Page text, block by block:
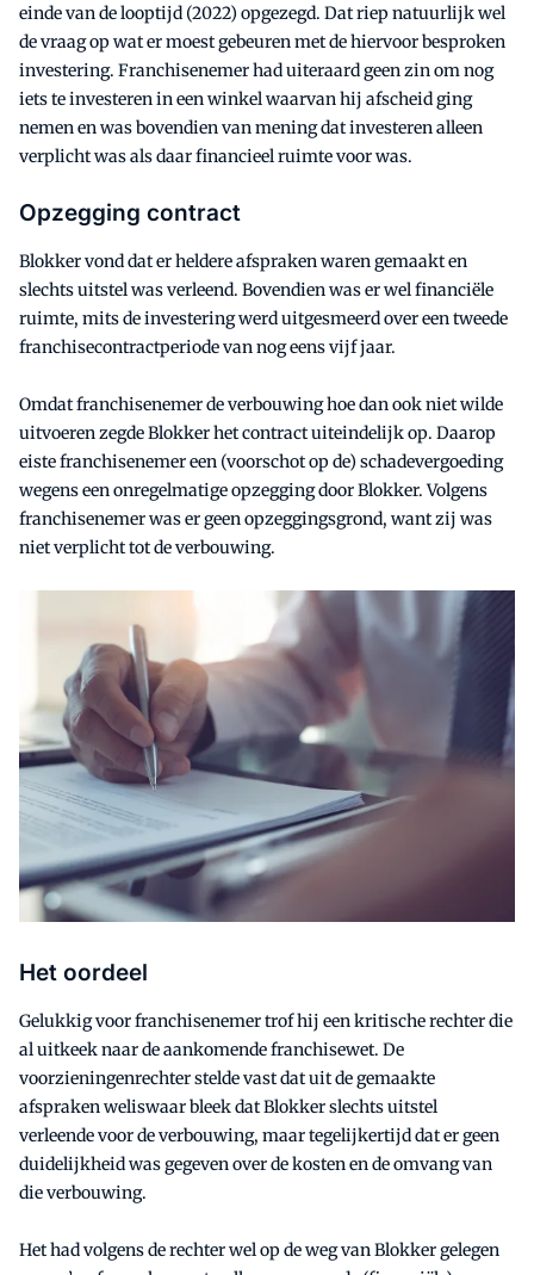
einde van de looptijd (2022) opgezegd. Dat riep natuurlijk wel
de vraag op wat er moest gebeuren met de hiervoor besproken
investering. Franchisenemer had uiteraard geen zin om nog
iets te investeren in een winkel waarvan hij afscheid ging
nemen en was bovendien van mening dat investeren alleen
verplicht was als daar financieel ruimte voor was.
Opzegging contract
Blokker vond dat er heldere afspraken waren gemaakt en
slechts uitstel was verleend. Bovendien was er wel financiële
ruimte, mits de investering werd uitgesmeerd over een tweede
franchisecontractperiode van nog eens vijf jaar.
Omdat franchisenemer de verbouwing hoe dan ook niet wilde
uitvoeren zegde Blokker het contract uiteindelijk op. Daarop
eiste franchisenemer een (voorschot op de) schadevergoeding
wegens een onregelmatige opzegging door Blokker. Volgens
franchisenemer was er geen opzeggingsgrond, want zij was
niet verplicht tot de verbouwing.
Het oordeel
Gelukkig voor franchisenemer trof hij een kritische rechter die
al uitkeek naar de aankomende franchisewet. De
voorzieningenrechter stelde vast dat uit de gemaakte
afspraken weliswaar bleek dat Blokker slechts uitstel
verleende voor de verbouwing, maar tegelijkertijd dat er geen
duidelijkheid was gegeven over de kosten en de omvang van
die verbouwing.
Het had volgens de rechter wel op de weg van Blokker gelegen